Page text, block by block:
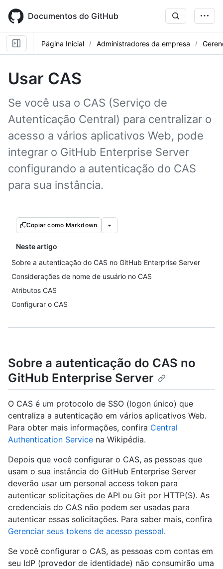
main
content
Documentos do GitHub
Página Inicial Administradores da empresa
Usar CAS
Se você usa o CAS (Serviço de
Autenticação Central) para centralizar o
acesso a vários aplicativos Web, pode
integrar o GitHub Enterprise Server
configurando a autenticação do CAS
para sua instância.
Copiar como Markdown
Neste artigo
Sobre a autenticação do CAS no GitHub Enterprise Server
Considerações de nome de usuário no CAS
Atributos CAS
Configurar o CAS
Sobre a autenticação do CAS no
GitHub Enterprise Server
O CAS é um protocolo de SSO (logon único) que
centraliza a autenticação em vários aplicativos Web.
Para obter mais informações, confira Central
Authentication Service na Wikipédia.
Depois que você configurar o CAS, as pessoas que
usam o sua instância do GitHub Enterprise Server
deverão usar um personal access token para
autenticar solicitações de API ou Git por HTTP(S). As
credenciais do CAS não podem ser usadas para
autenticar essas solicitações. Para saber mais, confira
Gerenciar seus tokens de acesso pessoal.
Se você configurar o CAS, as pessoas com contas em
seu IdP (provedor de identidade) não consumirão uma